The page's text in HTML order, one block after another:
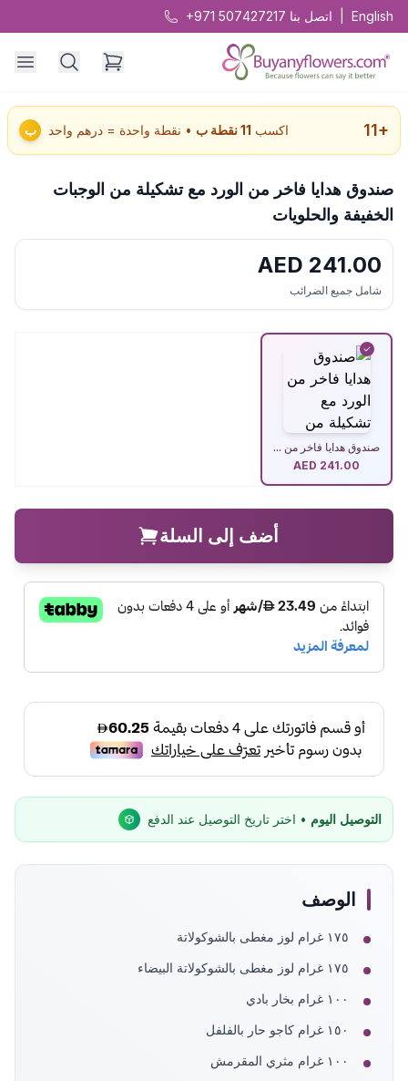
English اتصل بنا +971 507427217
+
11 اكسب 11نقطة ب • نقطة واحدة = درهم واحد ب
صندوق هدايا فاخر من الورد مع تشكيلة من الوجبات
الخفيفة والحلويات
241.00
شامل جميع الضرائب
صندوق هدايا فاخر من ...
AED 241.00
أضف إلى السلة
التوصيل اليوم • اختر تاريخ التوصيل عند الدفع
الوصف
١٧٥ غرام لوز مغطى بالشوكولاتة
١٧٥ غرام لوز مغطى بالشوكولاتة البيضاء
١٠٠ غرام بخار بادي
١٥٠ غرام كاجو حار بالفلفل
١٠٠ غرام مثري المقرمش